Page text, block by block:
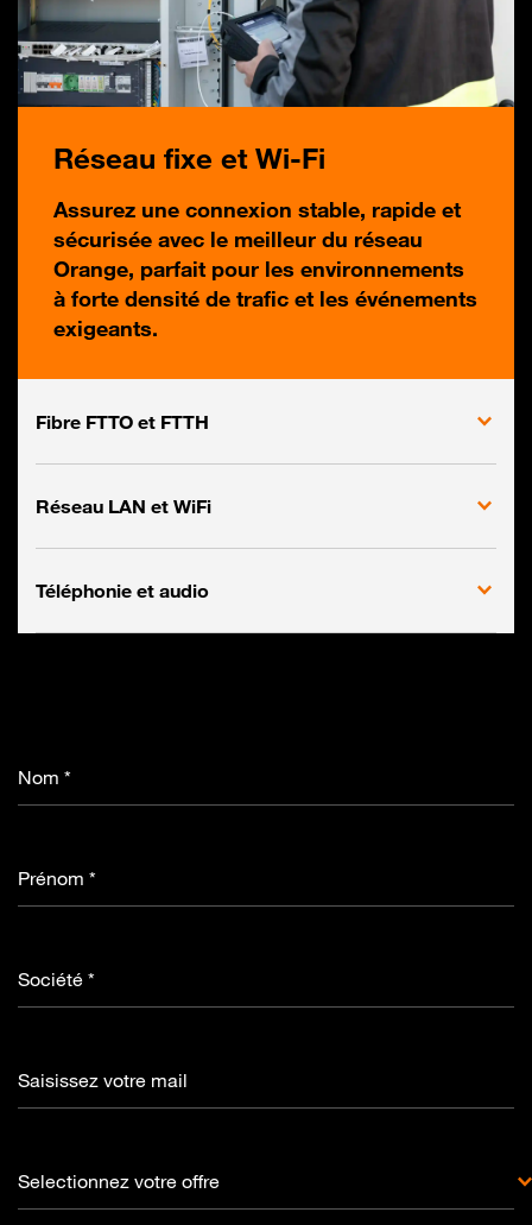
Réseau fixe et Wi-Fi
Assurez une connexion stable, rapide et
sécurisée avec le meilleur du réseau
Orange, parfait pour les environnements
à forte densité de trafic et les événements
exigeants.
Fibre FTTO et FTTH
Réseau LAN et WiFi
Téléphonie et audio
Nom *
Prénom *
Société *
Saisissez votre mail
Selectionnez votre offre